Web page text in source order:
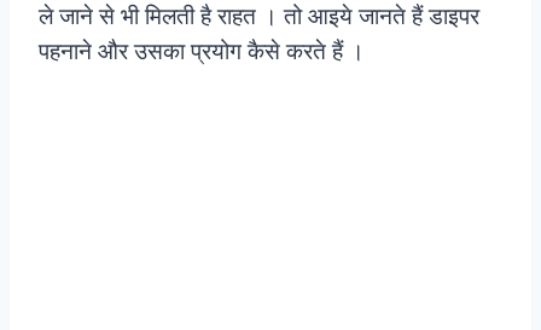
ले जाने से भी मिलती है राहत ।तो आइये जानते हैं डाइपर
पहनाने और उसका प्रयोग कैसे करते हैं ।